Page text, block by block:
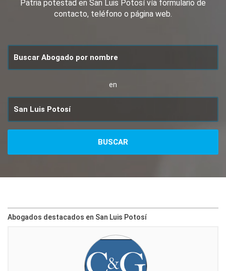
Patria potestad en San Luis Potosí vía formulario de
contacto, teléfono o página web.
en
Abogados destacados en San Luis Potosí